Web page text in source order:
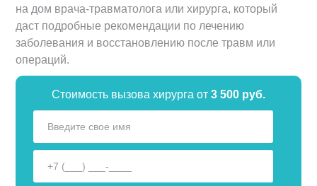
на дом врача-травматолога или хирурга, который
даст подробные рекомендации по лечению
заболевания и восстановлению после травм или
операций.
Стоимость вызова хирурга от 3 500 руб.